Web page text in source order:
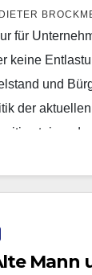
DIETER
für
keine
und
der
steigende
Mann